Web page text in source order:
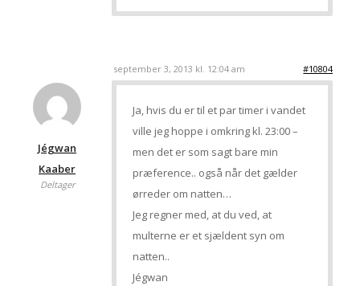
september 3, 2013 kl. 12:04 am #10804
Jégwan
Kaaber
Deltager
Ja, hvis du er til et par timer i vandet
ville jeg hoppe i omkring kl. 23:00 –
men det er som sagt bare min
præference.. også når det gælder
ørreder om natten…
Jeg regner med, at du ved, at
multerne er et sjældent syn om
natten..
Jégwan